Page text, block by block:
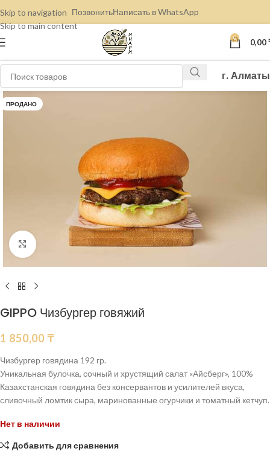
Skip to navigation
Skip to main content
ПозвонитьНаписать в WhatsApp
0 0,00
г. Алматы
ПРОДАНО
Нажмите, чтобы увеличить
GIPPO Чизбургер говяжий
1 850,00 ₸
Чизбургер говядина 192 гр.
Уникальная булочка, сочный и хрустящий салат «Айсберг», 100%
Казахстанская говядина без консервантов и усилителей вкуса,
сливочный ломтик сыра, маринованные огурчики и томатный кетчуп.
Нет в наличии
Добавить для сравнения